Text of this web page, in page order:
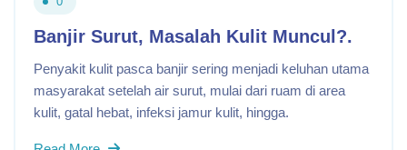
Banjir Surut, Masalah Kulit Muncul?.
Penyakit kulit pasca banjir sering menjadi keluhan utama
masyarakat setelah air surut, mulai dari ruam di area
kulit, gatal hebat, infeksi jamur kulit, hingga.